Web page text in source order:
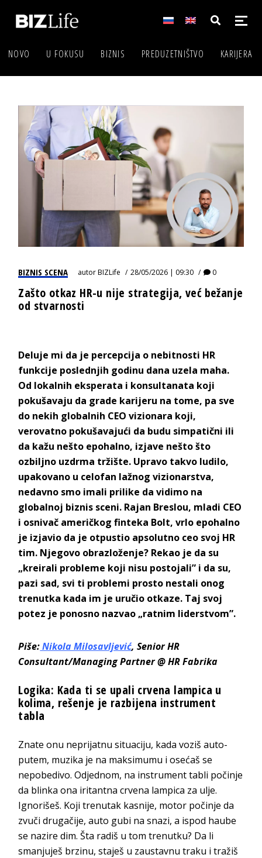
NOVO U FOKUSU BIZNIS PREDUZETNIŠTVO KARIJERA
BIZNIS SCENA autorBIZLife 28/05/2026 | 09:30 0
Zašto otkaz HR-u nije strategija, već bežanje
od stvarnosti
Deluje mi da je percepcija o nebitnosti HR
funkcije poslednjih godinu dana uzela maha.
Od lokalnih eksperata i konsultanata koji
pokušavaju da grade karijeru na tome, pa sve
do nekih globalnih CEO vizionara koji,
verovatno pokušavajući da budu simpatični ili
da kažu nešto epohalno, izjave nešto što
ozbiljno uzdrma tržište. Upravo takvo ludilo,
upakovano u celofan lažnog vizionarstva,
nedavno smo imali prilike da vidimo na
globalnoj biznis sceni. Rajan Breslou, mladi CEO
i osnivač američkog finteka Bolt, vrlo epohalno
je izjavio da je otpustio apsolutno ceo svoj HR
tim. Njegovo obrazloženje? Rekao je da su
„kreirali probleme koji nisu postojali” i da su,
pazi sad, svi ti problemi prosto nestali onog
trenutka kada im je uručio otkaze. Taj svoj
potez je ponosno nazvao „ratnim liderstvom”.
Piše:Nikola Milosavljević, Senior HR
Consultant/Managing Partner @ HR Fabrika
Logika: Kada ti se upali crvena lampica u
kolima, rešenje je razbijena instrument
tabla
Znate onu neprijatnu situaciju, kada voziš auto-
putem, muzika je na maksimumu i osećaš se
nepobedivo. Odjednom, na instrument tabli počinje
da blinka ona iritantna crvena lampica za ulje.
Ignorišeš. Koji trenutak kasnije, motor počinje da
zvuči drugačije, auto gubi na snazi, a ispod haube
se nazire dim. Šta radiš u tom trenutku? Da li
smanjuješ brzinu, staješ u zaustavnu traku i tražiš